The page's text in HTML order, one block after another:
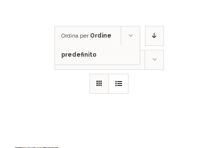
Ordina per Ordine
predefinito
Mostra